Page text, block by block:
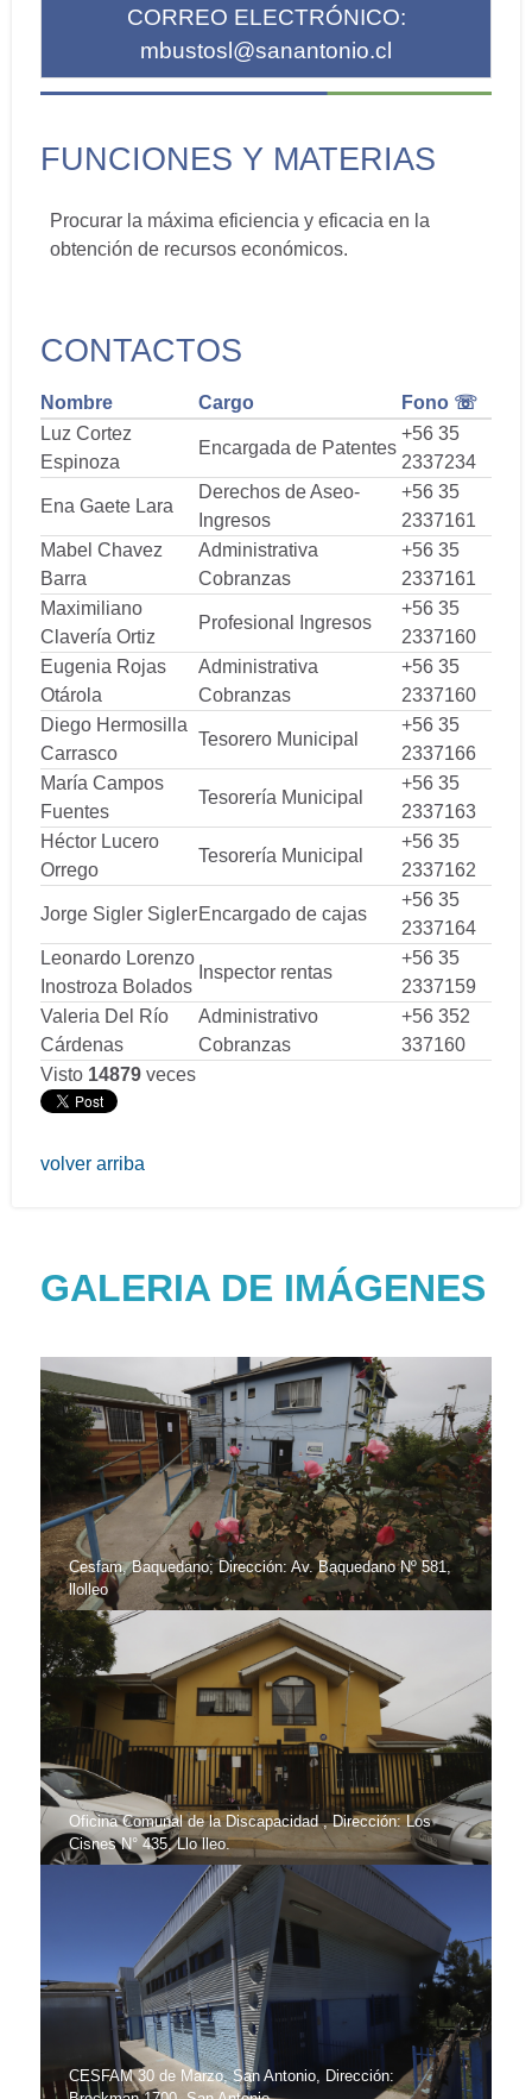
CORREO ELECTRÓNICO:
mbustosl@sanantonio.cl
FUNCIONES Y MATERIAS
Procurar la máxima eficiencia y eficacia en la
obtención de recursos económicos.
CONTACTOS
Nombre Cargo
Fono ☏
Luz Cortez
Espinoza
Encargada de Patentes
+56 35
2337234
Ena Gaete Lara
Derechos de Aseo-
Ingresos
+56 35
2337161
Mabel Chavez
Barra
Administrativa
Cobranzas
+56 35
2337161
Maximiliano
Clavería Ortiz
Profesional Ingresos
+56 35
2337160
Eugenia Rojas
Otárola
Administrativa
Cobranzas
+56 35
2337160
Diego Hermosilla
Carrasco
Tesorero Municipal
+56 35
2337166
María Campos
Fuentes
Tesorería Municipal
+56 35
2337163
Héctor Lucero
Orrego
Tesorería Municipal
+56 35
2337162
Jorge Sigler SiglerEncargado de cajas
+56 35
2337164
Leonardo Lorenzo
Inostroza Bolados
Inspector rentas
+56 35
2337159
Valeria Del Río
Cárdenas
Administrativo
Cobranzas
+56 352
337160
Visto 14879 veces
volver arriba
GALERIA DE IMÁGENES
Cesfam, Baquedano; Dirección: Av. Baquedano Nº 581,
llolleo
Oficina Comunal de la Discapacidad , Dirección: Los
Cisnes N° 435, Llo lleo.
CESFAM 30 de Marzo, San Antonio, Dirección: